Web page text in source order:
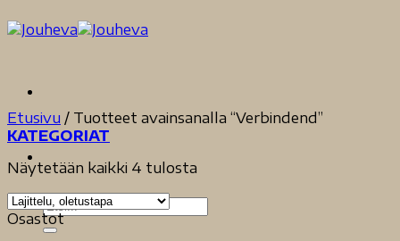
to
Etsi:
Etusivu / Tuotteet avainsanalla “Verbindend”
KATEGORIAT
Näytetään kaikki 4 tulosta
Osastot